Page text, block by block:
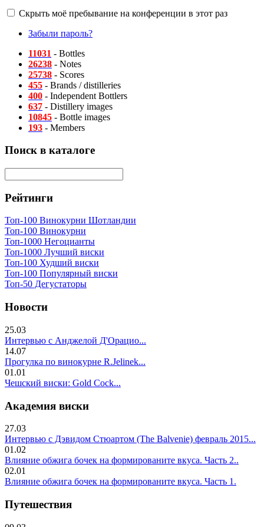
Скрыть моё пребывание на конференции в этот раз
Забыли пароль?
11031 - Bottles
26238 - Notes
25738 - Scores
455 - Brands / distilleries
400 - Independent Bottlers
637 - Distillery images
10845 - Bottle images
193 - Members
Поиск в каталоге
Рейтинги
Топ-100 Винокурни Шотландии
Топ-100 Винокурни
Топ-1000 Негоцианты
Топ-1000 Лучший виски
Топ-100 Худший виски
Топ-100 Популярный виски
Топ-50 Дегустаторы
Новости
25.03
Интервью с Анджелой Д'Орацио...
14.07
Прогулка по винокурне R.Jelinek...
01.01
Чешский виски: Gold Cock...
Академия виски
27.03
Интервью с Дэвидом Стюартом (The Balvenie) февраль 2015...
01.02
Влияние обжига бочек на формированите вкуса. Часть 2..
02.01
Влияние обжига бочек на формированите вкуса. Часть 1.
Путешествия